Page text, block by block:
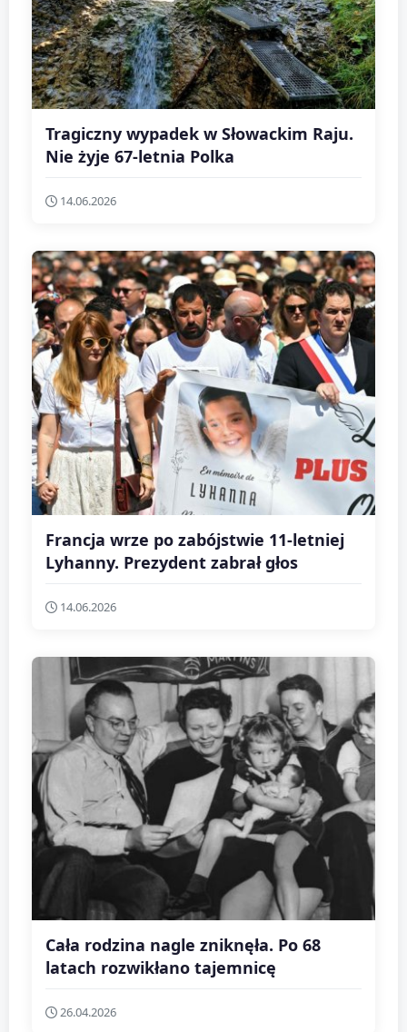
Tragiczny wypadek w Słowackim Raju.
Nie żyje 67-letnia Polka
14.06.2026
Francja wrze po zabójstwie 11-letniej
Lyhanny. Prezydent zabrał głos
14.06.2026
Cała rodzina nagle zniknęła. Po 68
latach rozwikłano tajemnicę
26.04.2026